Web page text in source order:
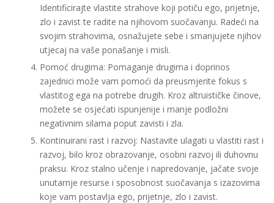
Identificirajte vlastite strahove koji potiču ego, prijetnje,
zlo i zavist te radite na njihovom suočavanju. Radeći na
svojim strahovima, osnažujete sebe i smanjujete njihov
utjecaj na vaše ponašanje i misli.
Pomoć drugima: Pomaganje drugima i doprinos
zajednici može vam pomoći da preusmjerite fokus s
vlastitog ega na potrebe drugih. Kroz altruističke činove,
možete se osjećati ispunjenije i manje podložni
negativnim silama poput zavisti i zla.
Kontinuirani rast i razvoj: Nastavite ulagati u vlastiti rast i
razvoj, bilo kroz obrazovanje, osobni razvoj ili duhovnu
praksu. Kroz stalno učenje i napredovanje, jačate svoje
unutarnje resurse i sposobnost suočavanja s izazovima
koje vam postavlja ego, prijetnje, zlo i zavist.